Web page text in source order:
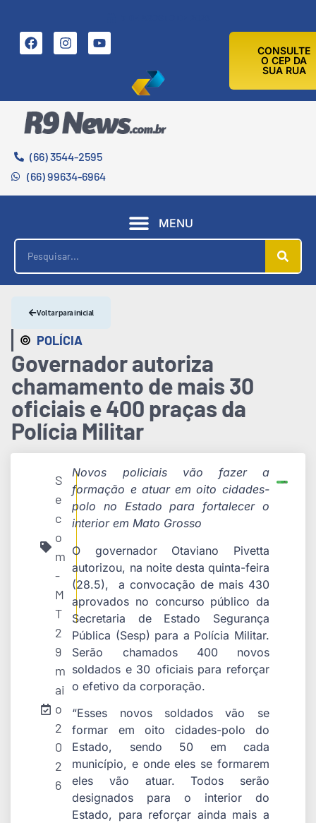
CONSULTE
O CEP DA
SUA RUA
(66) 3544-2595
(66) 99634-6964
MENU
POLÍCIA
Voltar para inicial
Governador autoriza
chamamento de mais 30
oficiais e 400 praças da
Polícia Militar
S
e
c
o
m
-
M
T
2
9
m
ai
o
2
0
2
6
Novos policiais vão fazer a
formação e atuar em oito cidades-
polo no Estado para fortalecer o
interior em Mato Grosso
O governador Otaviano Pivetta
autorizou, na noite desta quinta-feira
(28.5), a convocação de mais 430
aprovados no concurso público da
Secretaria de Estado Segurança
Pública (Sesp) para a Polícia Militar.
Serão chamados 400 novos
soldados e 30 oficiais para reforçar
o efetivo da corporação.
“Esses novos soldados vão se
formar em oito cidades-polo do
Estado, sendo 50 em cada
município, e onde eles se formarem
eles vão atuar. Todos serão
designados para o interior do
Estado, para reforçar ainda mais a